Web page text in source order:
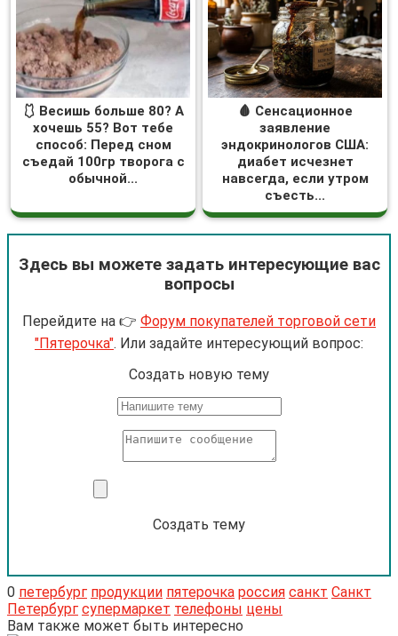
🩱 Весишь больше 80? А
хочешь 55? Вот тебе
способ: Перед сном
съедай 100гр творога с
обычной...
🩸 Сенсационное
заявление
эндокринологов США:
диабет исчезнет
навсегда, если утром
съесть...
Здесь вы можете задать интересующие вас
вопросы
Перейдите на 👉 Форум покупателей торговой сети
"Пятерочка". Или задайте интересующий вопрос:
Cоздать новую тему
Создать тему
0 петербург продукции пятерочка россия санкт Санкт
Петербург супермаркет телефоны цены
Вам также может быть интересно